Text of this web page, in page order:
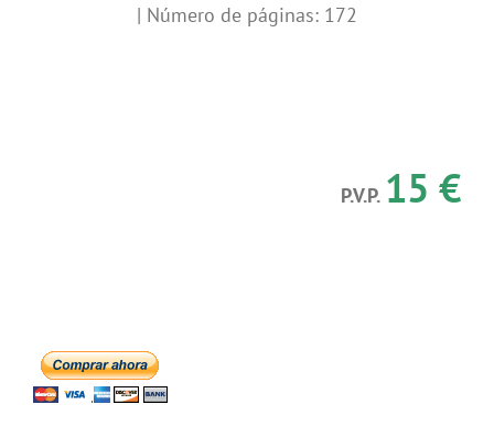
| Número de páginas: 172
P.V.P. 15 €